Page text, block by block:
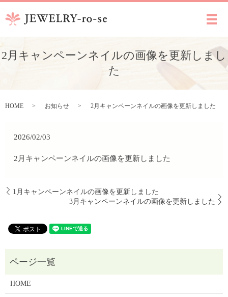
メ
2月キャンペーンネイルの画像を更新しまし
た
HOME お知らせ 2月キャンペーンネイルの画像を更新しました
2026/02/03
2月キャンペーンネイルの画像を更新しました
1月キャンペーンネイルの画像を更新しました
3月キャンペーンネイルの画像を更新しました
HOME